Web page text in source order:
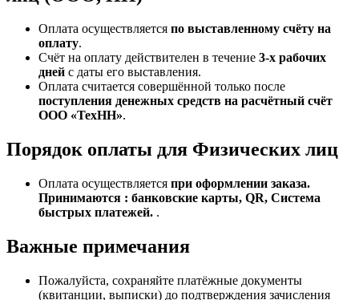
Оплата осуществляется по выставленному счёту на
оплату.
Счёт на оплату действителен в течение 3‑х рабочих
дней с даты его выставления.
Оплата считается совершённой только после
поступления денежных средств на расчётный счёт
ООО «ТехНН».
Порядок оплаты для Физических лиц
Оплата осуществляется при оформлении заказа.
Принимаются : банковские карты, QR, Система
быстрых платежей. .
Важные примечания
Пожалуйста, сохраняйте платёжные документы
(квитанции, выписки) до подтверждения зачисления